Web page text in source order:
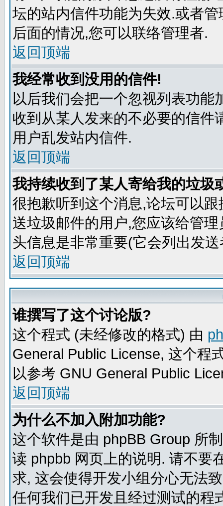
坛的站内信件功能为失效.或者
后面的情况,您可以联络管理者.
返回顶端
我经常收到没用的信件!
以后我们会把一个忽视列表功
收到从某人发来的不必要的信件
用户乱发站内信件.
返回顶端
我持续收到了某人寄给我的垃圾
很抱歉听到这个消息,论坛可以
送垃圾邮件的用户,您应该给管
头信息是非常重要(它会列出发
返回顶端
谁撰写了这个讨论版?
这个程式 (未经修改的格式) 由
General Public License, 这个程
以参考 GNU General Public
返回顶端
为什么不加入附加功能?
这个软件是由 phpBB Group 所
读 phpbb 网页上的说明. 请不要
求, 这会使得开发小组分心无法
任何我们已开发且经过测试的程